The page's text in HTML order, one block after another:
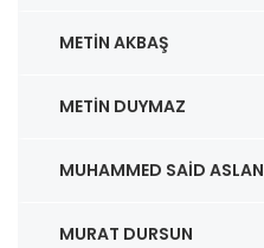
METIN AKBAŞ
METIN DUYMAZ
MUHAMMED SAID ASLAN
MURAT DURSUN